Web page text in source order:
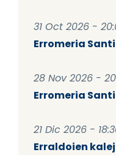
31 Oct 2026 -
Erromeria
28 Nov 2026 -
Erromeria
21 Dic 2026 -
Erraldoien